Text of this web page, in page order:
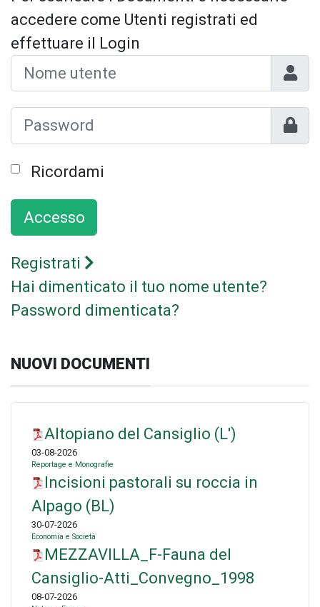
accedere come Utenti registrati ed
effettuare il Login
Ricordami
Accesso
Registrati
Hai dimenticato il tuo nome utente?
Password dimenticata?
NUOVI DOCUMENTI
Altopiano del Cansiglio (L')
03-08-2026
Reportage e Monografie
Incisioni pastorali su roccia in
Alpago (BL)
30-07-2026
Economia e Società
MEZZAVILLA_F-Fauna del
Cansiglio-Atti_Convegno_1998
08-07-2026